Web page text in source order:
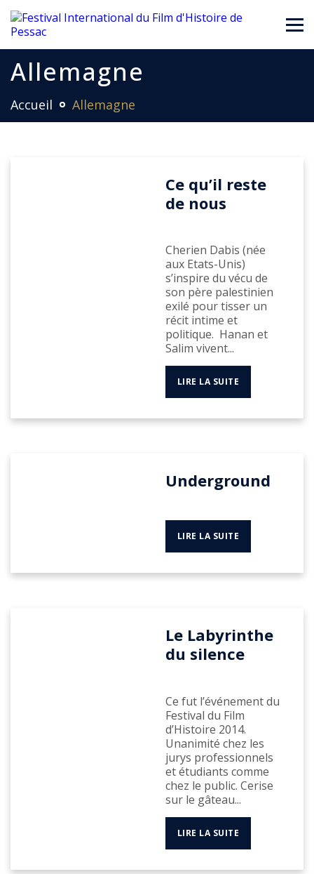
Allemagne
Accueil Allemagne
Ce qu’il reste
de nous
Cherien Dabis (née
aux Etats-Unis)
s’inspire du vécu de
son père palestinien
exilé pour tisser un
récit intime et
politique. Hanan et
Salim vivent...
LIRE LA SUITE
Underground
LIRE LA SUITE
Le Labyrinthe
du silence
Ce fut l’événement du
Festival du Film
d’Histoire 2014.
Unanimité chez les
jurys professionnels
et étudiants comme
chez le public. Cerise
sur le gâteau...
LIRE LA SUITE